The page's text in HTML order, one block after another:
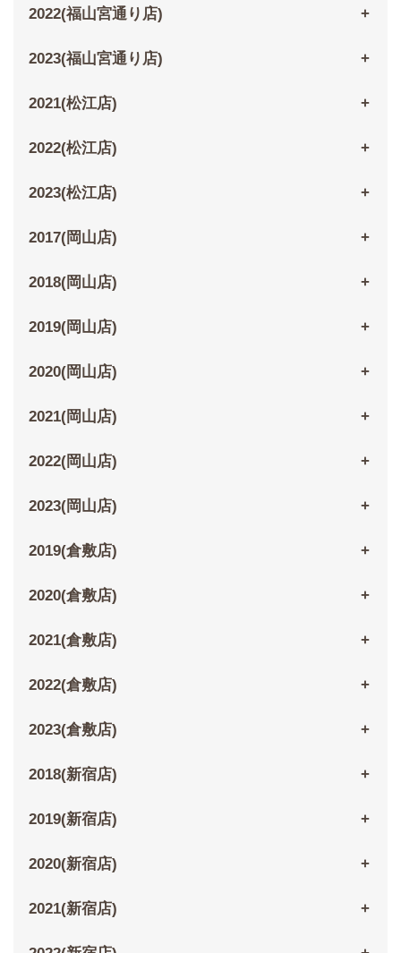
2022(福山宮通り店)
2023(福山宮通り店)
2021(松江店)
2022(松江店)
2023(松江店)
2017(岡山店)
2018(岡山店)
2019(岡山店)
2020(岡山店)
2021(岡山店)
2022(岡山店)
2023(岡山店)
2019(倉敷店)
2020(倉敷店)
2021(倉敷店)
2022(倉敷店)
2023(倉敷店)
2018(新宿店)
2019(新宿店)
2020(新宿店)
2021(新宿店)